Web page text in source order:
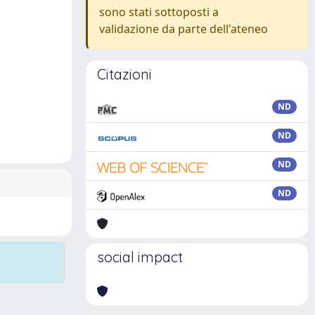
sono stati sottoposti a
validazione da parte dell'ateneo
Citazioni
ND
ND
ND
ND
social impact